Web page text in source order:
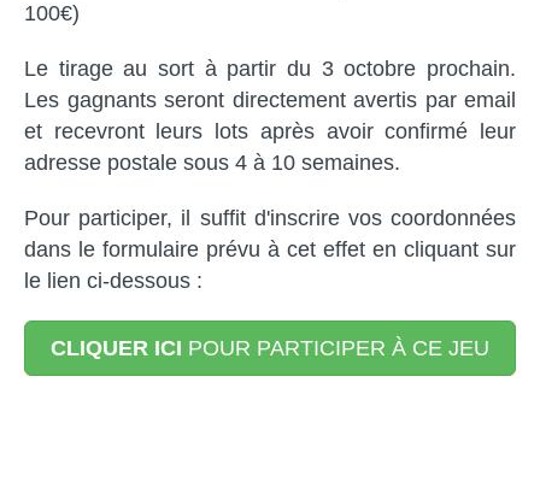
100€)
Le tirage au sort à partir du 3 octobre prochain.
Les gagnants seront directement avertis par email
et recevront leurs lots après avoir confirmé leur
adresse postale sous 4 à 10 semaines.
Pour participer, il suffit d'inscrire vos coordonnées
dans le formulaire prévu à cet effet en cliquant sur
le lien ci-dessous :
CLIQUER ICI POUR PARTICIPER À CE JEU